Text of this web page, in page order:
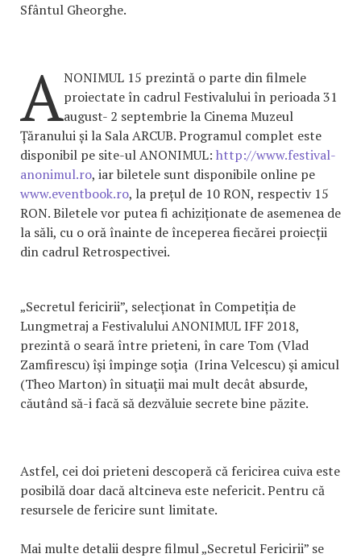
Sfântul Gheorghe.
ANONIMUL 15 prezintă o parte din filmele
proiectate în cadrul Festivalului în perioada 31
august- 2 septembrie la Cinema Muzeul
Țăranului și la Sala ARCUB. Programul complet este
disponibil pe site-ul ANONIMUL: http://www.festival-
anonimul.ro, iar biletele sunt disponibile online pe
www.eventbook.ro, la prețul de 10 RON, respectiv 15
RON. Biletele vor putea fi achiziționate de asemenea de
la săli, cu o oră înainte de începerea fiecărei proiecții
din cadrul Retrospectivei.
„Secretul fericirii”, selecționat în Competiția de
Lungmetraj a Festivalului ANONIMUL IFF 2018,
prezintă o seară între prieteni, în care Tom (Vlad
Zamfirescu) îşi împinge soţia (Irina Velcescu) şi amicul
(Theo Marton) în situaţii mai mult decât absurde,
căutând să-i facă să dezvăluie secrete bine păzite.
Astfel, cei doi prieteni descoperă că fericirea cuiva este
posibilă doar dacă altcineva este nefericit. Pentru că
resursele de fericire sunt limitate.
Mai multe detalii despre filmul „Secretul Fericirii” se